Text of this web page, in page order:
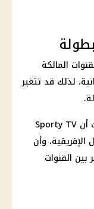
المالكة
لذلك قد تتغير
وحتى صدور القوائم النهائية، يبقى الثابت أن Sporty TV
الإفريقية، وأن
بين القنوات